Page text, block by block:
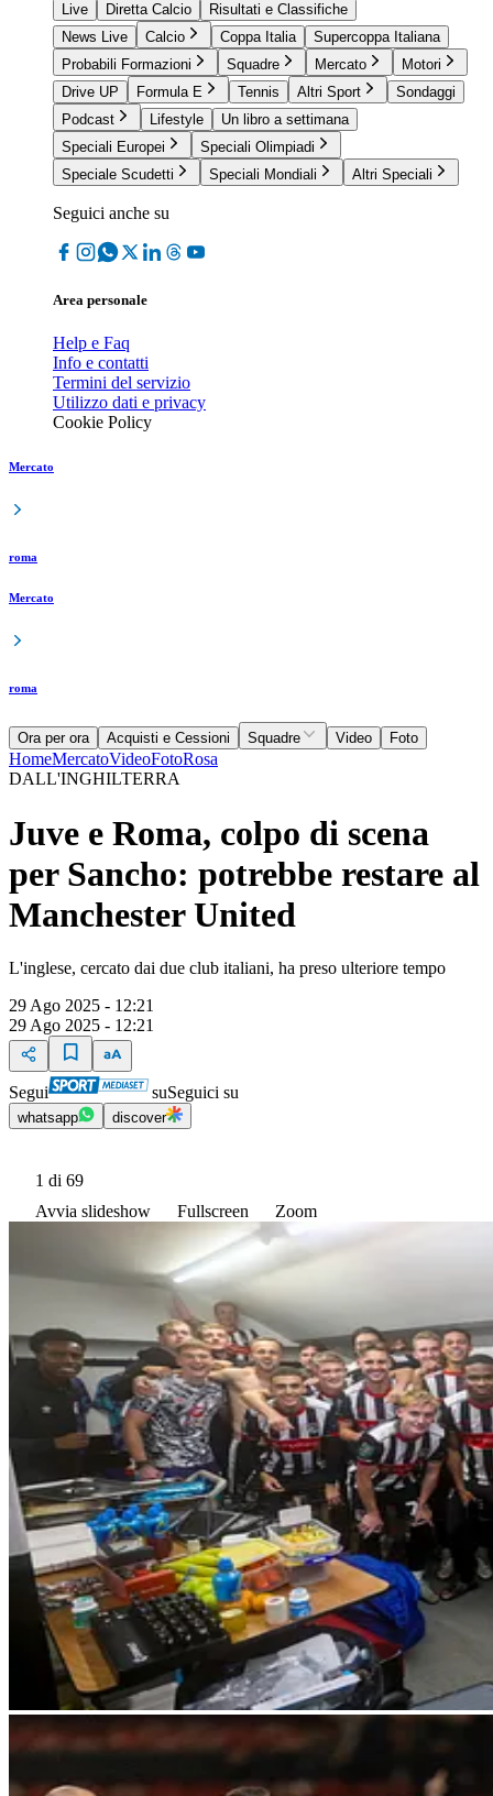
Live
Diretta Calcio
Risultati e Classifiche
News Live
Calcio Coppa Italia
Supercoppa Italiana
Probabili Formazioni
Squadre Mercato
Motori
Drive UP
Formula E Tennis Altri Sport
Sondaggi
Podcast
Lifestyle
Un libro a settimana
Speciali Europei
Speciali Olimpiadi
Speciale Scudetti
Speciali Mondiali Altri Speciali
Seguici anche su
Area personale
Help e Faq
Info e contatti
Termini del servizio
Utilizzo dati e privacy
Cookie Policy
Mercato
roma
Mercato
roma
Ora per ora Acquisti e Cessioni Squadre Video Foto
HomeMercatoVideoFotoRosa
DALL'INGHILTERRA
Juve e Roma, colpo di scena
per Sancho: potrebbe restare al
Manchester United
L'inglese, cercato dai due club italiani, ha preso ulteriore tempo
29 Ago 2025 - 12:21
29 Ago 2025 - 12:21
Segui suSeguici su
whatsapp discover
1 di 69
Avvia slideshow
Fullscreen Zoom